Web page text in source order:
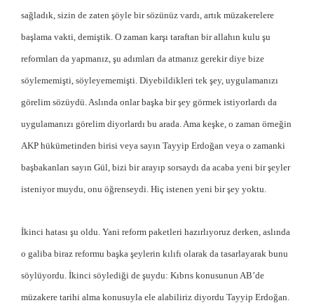
sağladık, sizin de zaten şöyle bir sözünüz vardı, artık müzakerelere
başlama vakti, demiştik. O zaman karşı taraftan bir allahın kulu şu
reformları da yapmanız, şu adımları da atmanız gerekir diye bize
söylememişti, söyleyememişti. Diyebildikleri tek şey, uygulamanızı
görelim sözüydü. Aslında onlar başka bir şey görmek istiyorlardı da
uygulamanızı görelim diyorlardı bu arada. Ama keşke, o zaman örneğin
AKP hükümetinden birisi veya sayın Tayyip Erdoğan veya o zamanki
başbakanları sayın Gül, bizi bir arayıp sorsaydı da acaba yeni bir şeyler
isteniyor muydu, onu öğrenseydi. Hiç istenen yeni bir şey yoktu.
İkinci hatası şu oldu. Yani reform paketleri hazırlıyoruz derken, aslında
o galiba biraz reformu başka şeylerin kılıfı olarak da tasarlayarak bunu
söylüyordu. İkinci söylediği de şuydu: Kıbrıs konusunun AB’de
müzakere tarihi alma konusuyla ele alabiliriz diyordu Tayyip Erdoğan.